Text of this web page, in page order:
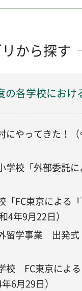
から探す
の各学校におけ
にやってきた！（
学校「外部委託
「FC東京による
4年9月22日）
留学事業 出発式
校 FC東京によ
6月29日）